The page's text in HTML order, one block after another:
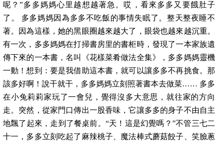
呢？”多多媽媽心里越想越著急。哎，看來多多又要餓肚子
了。 多多媽媽因為多多不吃飯的事情失眠了。整天整夜睡不
著。因為這樣，她的黑眼圈越來越大了，眼袋也越來越沉重。
有一次，多多媽媽在打掃書房里的書柜時，發現了一本家族遺
傳下來的一本書，名叫《花樣菜肴做法全集》，多多媽媽靈機
一動！想到：要是我借助這本書，就可以讓多多不再挑食。那
該多好啊！說干就干，多多媽媽立刻照著書本去做菜…… 多多
在小兔莉莉家玩了一會兒，覺得沒多大意思，就往家的方向
走。突然，從家門口傳出一股香味，它讓多多的身子不由自主
地飄了起來，走到了餐桌前。“天！這是幻覺嗎？”不管三七二
十一，多多立刻吃起了麻辣桃子、魔法棒式蘑菇餃子、笑臉蔥